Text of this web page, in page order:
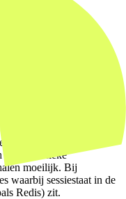
die als eerste
databases hebben
Onder normale
wanneer duizenden
tegen die limiet aan.
PostgreSQL) is geen
vereiste.
sessiestaat opslaat op de
een specifieke
moeilijk. Bij
waarbij sessiestaat in de
Redis) zit.